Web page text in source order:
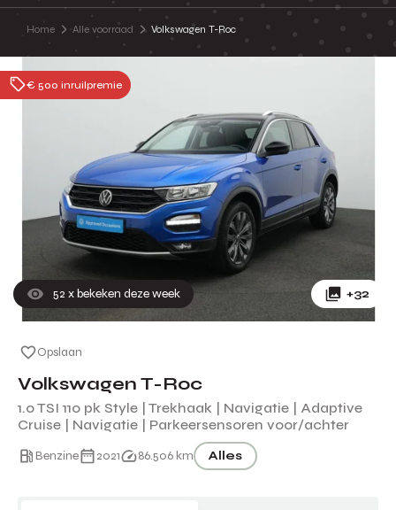
Home Alle voorraad Volkswagen T-Roc
€ 500 inruilpremie
52 x bekeken deze week +32
Opslaan
Volkswagen T-Roc
1.0 TSI 110 pk Style | Trekhaak | Navigatie | Adaptive
Cruise | Navigatie | Parkeersensoren voor/achter
Benzine 2021 86.506 km Alles